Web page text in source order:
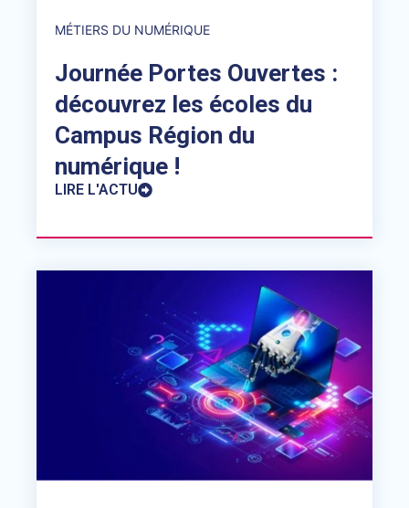
MÉTIERS DU NUMÉRIQUE
Journée Portes Ouvertes :
découvrez les écoles du
Campus Région du
numérique !
LIRE L'ACTU